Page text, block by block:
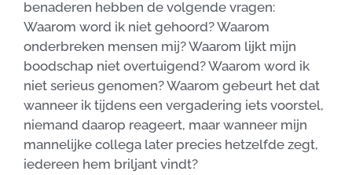
benaderen hebben de volgende vragen:
Waarom word ik niet gehoord? Waarom
onderbreken mensen mij? Waarom lijkt mijn
boodschap niet overtuigend? Waarom word ik
niet serieus genomen? Waarom gebeurt het dat
wanneer ik tijdens een vergadering iets voorstel,
niemand daarop reageert, maar wanneer mijn
mannelijke collega later precies hetzelfde zegt,
iedereen hem briljant vindt?